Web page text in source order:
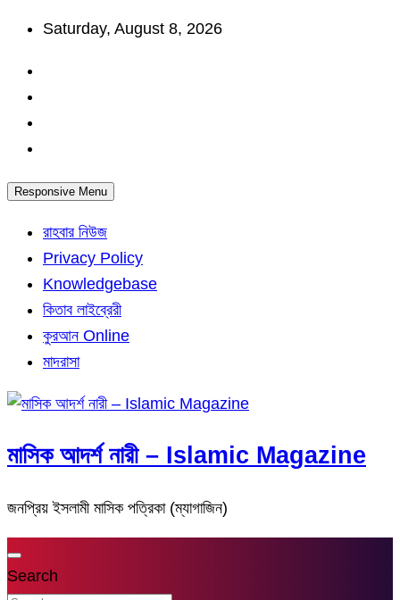
Skip
content
Saturday, August 8, 2026
Responsive Menu
রাহবার নিউজ
Privacy Policy
Knowledgebase
কিতাব লাইব্রেরী
কুরআন Online
মাদরাসা
মাসিক আদর্শ নারী – Islamic Magazine
জনপ্রিয় ইসলামী মাসিক পত্রিকা (ম্যাগাজিন)
Search